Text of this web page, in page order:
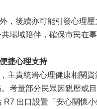
後續亦可能引發心理壓
場域陪伴，確保市民在
捷心理支持
責統籌心理健康相關資
考量部分民眾因親歷或
出口設置「安心關懷